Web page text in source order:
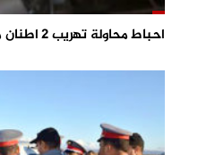
احباط محاولة تهريب 2 اطنان من المخدرات بتارودانت